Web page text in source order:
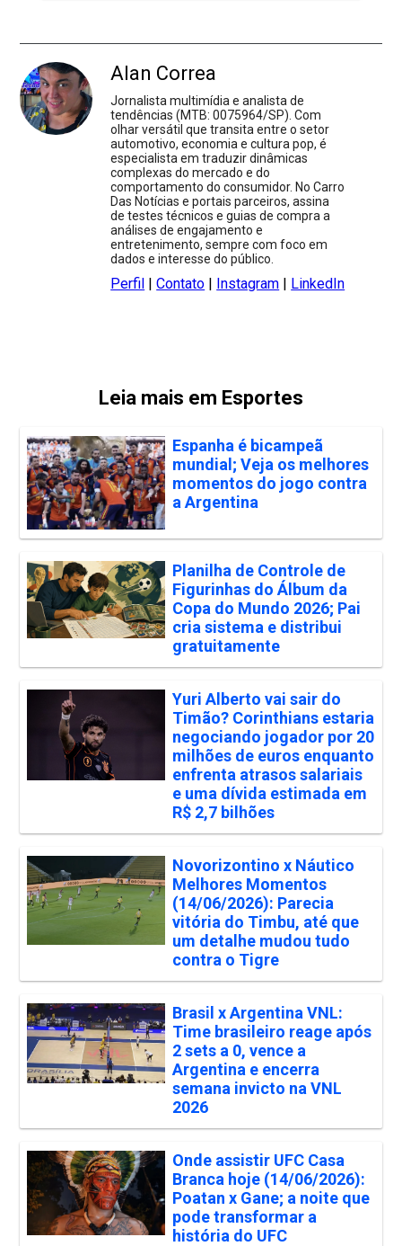
Alan Correa
Jornalista multimídia e analista de
tendências (MTB: 0075964/SP). Com
olhar versátil que transita entre o setor
automotivo, economia e cultura pop, é
especialista em traduzir dinâmicas
complexas do mercado e do
comportamento do consumidor. No Carro
Das Notícias e portais parceiros, assina
de testes técnicos e guias de compra a
análises de engajamento e
entretenimento, sempre com foco em
dados e interesse do público.
Perfil |Contato Instagram LinkedIn
Leia mais em Esportes
Espanha é bicampeã
mundial; Veja os melhores
momentos do jogo contra
a Argentina
Planilha de Controle de
Figurinhas do Álbum da
Copa do Mundo 2026; Pai
cria sistema e distribui
gratuitamente
Yuri Alberto vai sair do
Timão? Corinthians estaria
negociando jogador por 20
milhões de euros enquanto
enfrenta atrasos salariais
e uma dívida estimada em
R$ 2,7 bilhões
Novorizontino x Náutico
Melhores Momentos
(14/06/2026): Parecia
vitória do Timbu, até que
um detalhe mudou tudo
contra o Tigre
Brasil x Argentina VNL:
Time brasileiro reage após
2 sets a 0, vence a
Argentina e encerra
semana invicto na VNL
2026
Onde assistir UFC Casa
Branca hoje (14/06/2026):
Poatan x Gane; a noite que
pode transformar a
história do UFC